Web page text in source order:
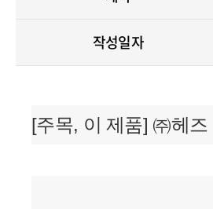
작성일자
[주목, 이 제품] ㈜헤즈